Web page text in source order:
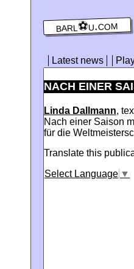
barl⚽️u.com
Latest news
NACH EINER
Linda Dallmann,
Nach einer Saison
für die
Translate this
Select Language ▼